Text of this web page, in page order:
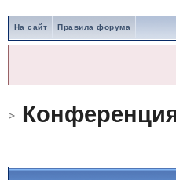
На сайт Правила форума